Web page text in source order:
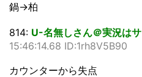
鍋→柏
814: U-名無しさん＠実況は
15:46:14.68 ID:1rh8V5B90
カウンターから失点